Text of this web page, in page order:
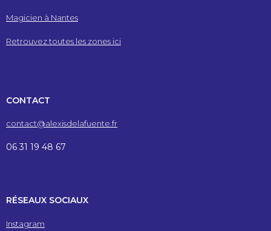
Magicien à Nantes
Retrouvez toutes les zones ici
CONTACT
contact@alexisdelafuente.fr
06 31 19 48 67
RÉSEAUX SOCIAUX
Instagram